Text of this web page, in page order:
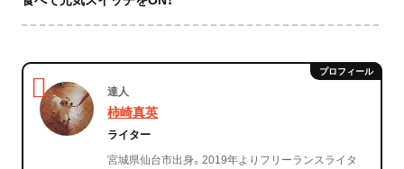
達人
柿崎真英
ライター
宮城県仙台市出身。2019年よりフリーランスライタ